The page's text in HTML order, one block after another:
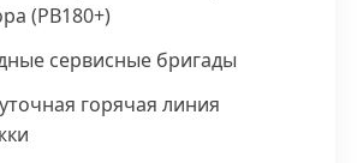
(PB180+)
сервисные бригады
горячая линия